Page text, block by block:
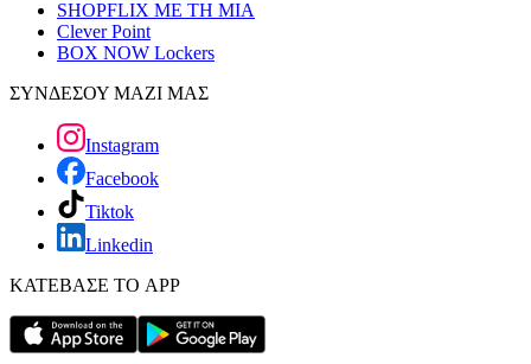
SHOPFLIX ΜΕ ΤΗ ΜΙΑ
Clever Point
BOX NOW Lockers
ΣΥΝΔΕΣΟΥ ΜΑΖΙ ΜΑΣ
Instagram
Facebook
Tiktok
Linkedin
ΚΑΤΕΒΑΣΕ ΤΟ APP